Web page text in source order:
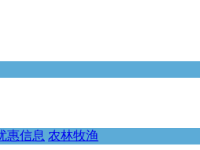
惠信息 农林牧渔